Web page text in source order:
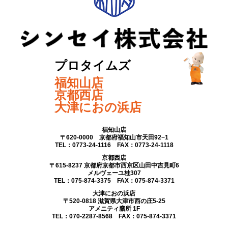
プロタイムズ
福知山店
京都西店
大津におの浜店
福知山店
〒620-0000 京都府福知山市天田92−1
TEL：0773-24-1116 FAX：0773-24-1118
京都西店
〒615-8237 京都府京都市西京区山田中吉見町6
メルヴェーユ桂307
TEL：075-874-3375 FAX：075-874-3371
大津におの浜店
〒520-0818 滋賀県大津市西の庄5-25
アメニティ膳所 1F
TEL：070-2287-8568 FAX：075-874-3371